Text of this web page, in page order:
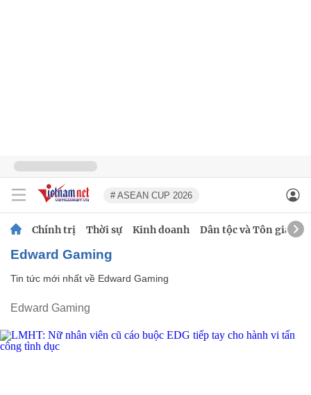
# ASEAN CUP 2026
Chính trị Thời sự Kinh doanh Dân tộc và Tôn giáo
Edward Gaming
Tin tức mới nhất về Edward Gaming
Edward Gaming